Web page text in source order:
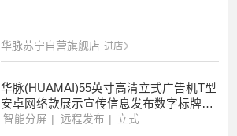
华脉苏宁自营旗舰店 进店
华脉(HUAMAI)55英寸高清立式广告机T型
安卓网络款展示宣传信息发布数字标牌带
分屏HM-DG55L(非触控版)
智能分屏 远程发布 立式